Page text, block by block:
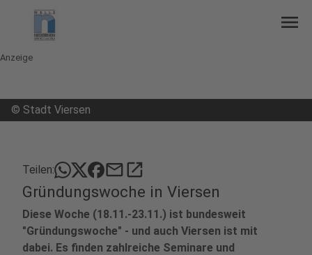
menu
Anzeige
© Stadt Viersen
Teilen: mailopen_in_new
Gründungswoche in Viersen
Diese Woche (18.11.-23.11.) ist bundesweit
"Gründungswoche" - und auch Viersen ist mit
dabei. Es finden zahlreiche Seminare und